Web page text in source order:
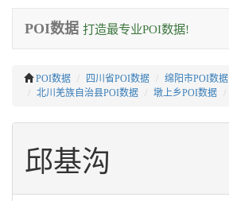
POI数据 打造最专业POI数据!
POI数据 四川省POI数据
绵阳市POI数据
北川羌族自治县POI数据
墩上乡POI数据
邱基沟